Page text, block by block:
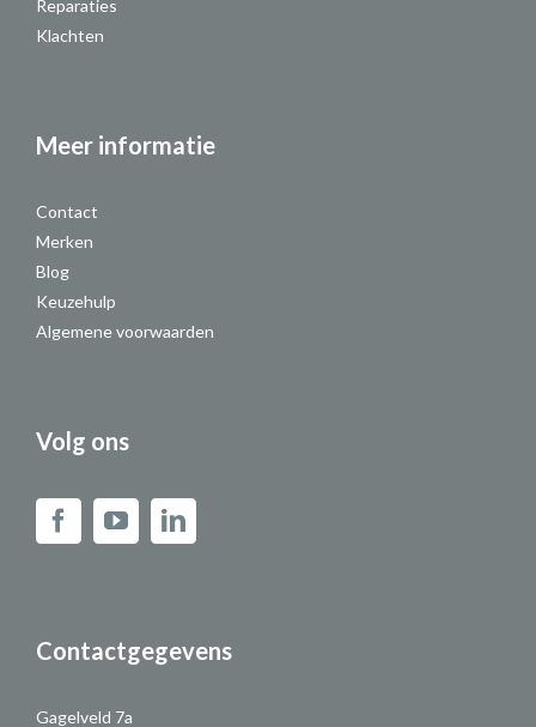
Reparaties
Klachten
Meer informatie
Contact
Merken
Blog
Keuzehulp
Algemene voorwaarden
Volg ons
Contactgegevens
Gagelveld 7a